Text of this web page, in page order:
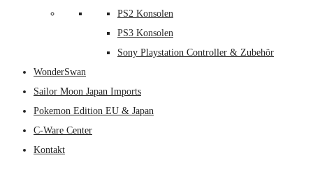
PS2 Konsolen
PS3 Konsolen
Sony Playstation Controller & Zubehör
WonderSwan
Sailor Moon Japan Imports
Pokemon Edition EU & Japan
C-Ware Center
Kontakt